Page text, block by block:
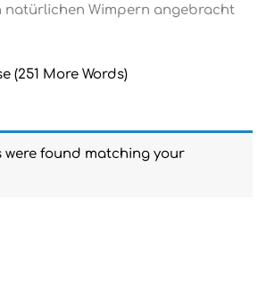
natürlichen Wimpern angebracht
(251 More Words)
were found matching your